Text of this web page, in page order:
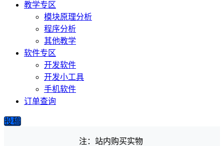
教学专区
模块原理分析
程序分析
其他教学
软件专区
开发软件
开发小工具
手机软件
订单查询
投稿
注：站内购买实物